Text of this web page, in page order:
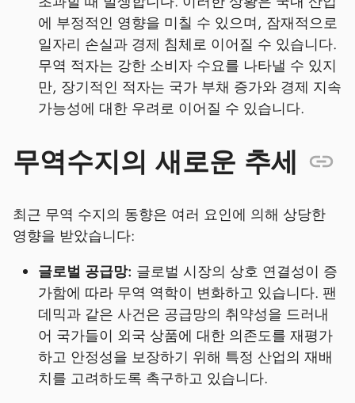
에 부정적인 영향을 미칠 수 있으며, 잠재적으로
일자리 손실과 경제 침체로 이어질 수 있습니다.
무역 적자는 강한 소비자 수요를 나타낼 수 있지
만, 장기적인 적자는 국가 부채 증가와 경제 지속
가능성에 대한 우려로 이어질 수 있습니다.
무역수지의 새로운 추세
최근 무역 수지의 동향은 여러 요인에 의해 상당한
영향을 받았습니다:
글로벌 공급망: 글로벌 시장의 상호 연결성이 증
가함에 따라 무역 역학이 변화하고 있습니다. 팬
데믹과 같은 사건은 공급망의 취약성을 드러내
어 국가들이 외국 상품에 대한 의존도를 재평가
하고 안정성을 보장하기 위해 특정 산업의 재배
치를 고려하도록 촉구하고 있습니다.